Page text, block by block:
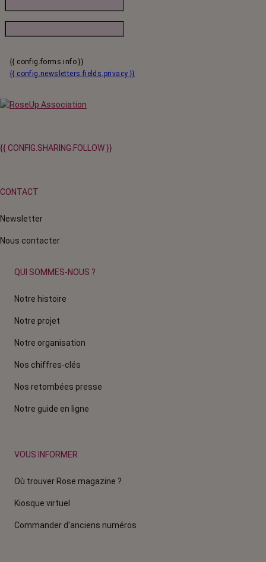
{{ config.forms.info }}
{{ config.newsletters.fields.privacy }}
{{ CONFIG.SHARING.FOLLOW }}
CONTACT
Newsletter
Nous contacter
QUI SOMMES-NOUS ?
Notre histoire
Notre projet
Notre organisation
Nos chiffres-clés
Nos retombées presse
Notre guide en ligne
VOUS INFORMER
Où trouver Rose magazine ?
Kiosque virtuel
Commander d'anciens numéros